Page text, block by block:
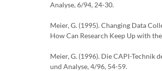
Analyse, 6/94, 24-30.
Meier, G. (1995). Changing Data
How Can Research Keep Up with
Meier, G. (1996). Die CAPI-Technik
und Analyse, 4/96, 54-59.